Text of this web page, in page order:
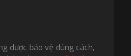
được bảo vệ đúng cách,